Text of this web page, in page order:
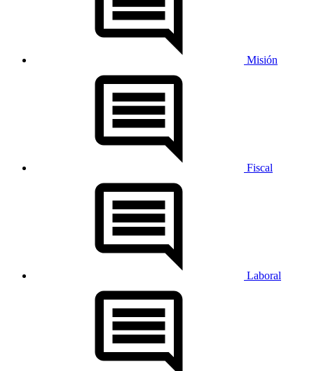
Misión
Fiscal
Laboral